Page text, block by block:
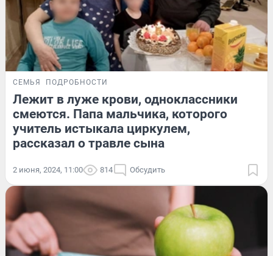
СЕМЬЯ ПОДРОБНОСТИ
Лежит в луже крови, одноклассники
смеются. Папа мальчика, которого
учитель истыкала циркулем,
рассказал о травле сына
2 июня, 2024, 11:00 814 Обсудить